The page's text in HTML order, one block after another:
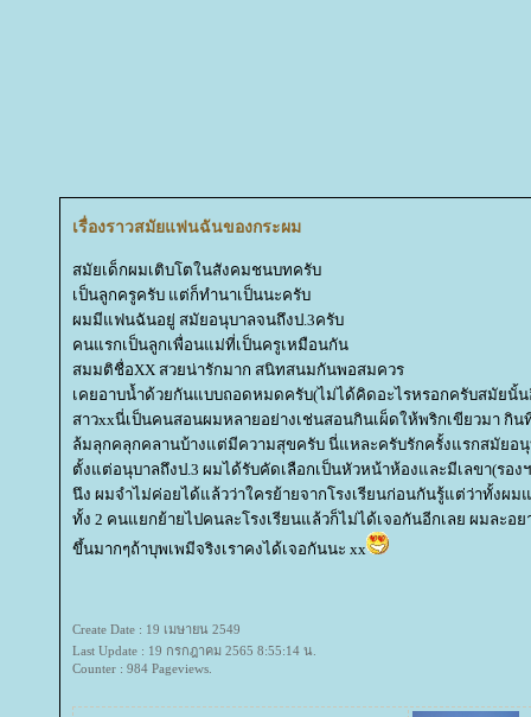
เรื่องราวสมัยแฟนฉันของกระผม
สมัยเด็กผมเติบโตในสังคมชนบทครับ
เป็นลูกครูครับ แต่ก็ทำนาเป็นนะครับ
ผมมีแฟนฉันอยู่ สมัยอนุบาลจนถึงป.3ครับ
คนแรกเป็นลูกเพื่อนแม่ที่เป็นครูเหมือนกัน
สมมติชื่อXX สวยน่ารักมาก สนิทสนมกันพอสมควร
เคยอาบน้ำด้วยกันแบบถอดหมดครับ(ไม่ได้คิดอะไรหรอกครับสมัยนั้
สาวxxนี่เป็นคนสอนผมหลายอย่างเช่นสอนกินเผ็ดให้พริกเขียวมา กิ
ล้มลุกคลุกคลานบ้างแต่มีความสุขครับ นี่แหละครับรักครั้งแรกสมัยอ
ตั้งแต่อนุบาลถึงป.3 ผมได้รับคัดเลือกเป็นหัวหน้าห้องและมีเลขา(รอ
นึง ผมจำไม่ค่อยได้แล้วว่าใครย้ายจากโรงเรียนก่อนกันรู้แต่ว่าทั้งผม
ทั้ง 2 คนแยกย้ายไปคนละโรงเรียนแล้วก็ไม่ได้เจอกันอีกเลย ผมละอ
ขึ้นมากๆถ้าบุพเพมีจริงเราคงได้เจอกันนะ xx
Create Date : 19 เมษายน 2549
Last Update : 19 กรกฎาคม 2565 8:55:14 น.
Counter : 984 Pageviews.